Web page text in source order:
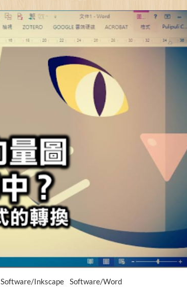
Software/Inkscape Software/Word